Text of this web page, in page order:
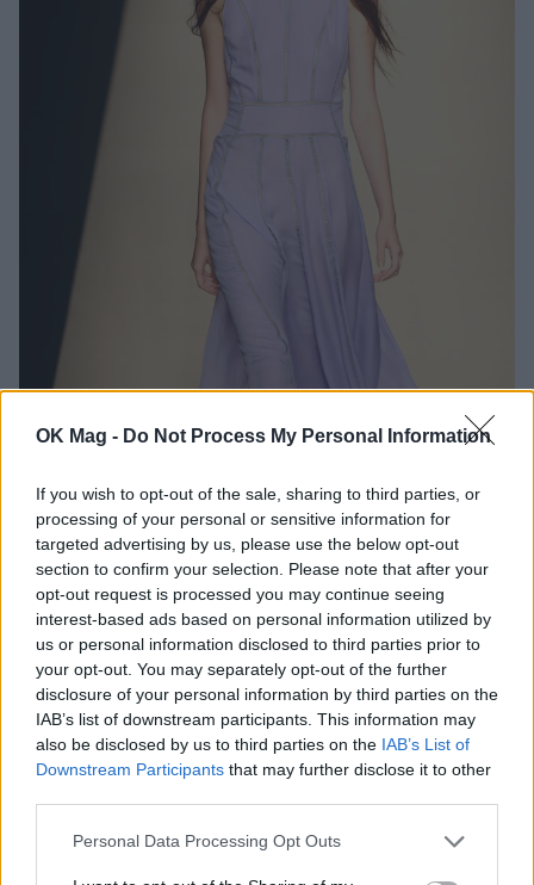
OK Mag - Do Not Process My Personal Information
If you wish to opt-out of the sale, sharing to third parties, or
processing of your personal or sensitive information for
targeted advertising by us, please use the below opt-out
section to confirm your selection. Please note that after your
opt-out request is processed you may continue seeing
interest-based ads based on personal information utilized by
us or personal information disclosed to third parties prior to
your opt-out. You may separately opt-out of the further
disclosure of your personal information by third parties on the
IAB’s list of downstream participants. This information may
also be disclosed by us to third parties on the IAB’s List of
Downstream Participants that may further disclose it to other
Personal Data Processing Opt Outs
Profimedia
Beauty Editor’s Tip
The Hydration Sandwich Technique:Για να
παραμείνει το “Riviera Glow” σας
αναζωογονημένο και να μην δείχνει λιπαρό
μέσα στη ζέστη του καλοκαιριού, το μυστικό
κρύβεται στο layering της ενυδάτωσης. Πριν
ξεκινήσετε το μακιγιάζ, ψεκάστε το πρόσωπό
σας με ένα high-end facial mist (ροδόνερο ή
ιαματικό νερό). Εφαρμόστε τα κρεμώδη